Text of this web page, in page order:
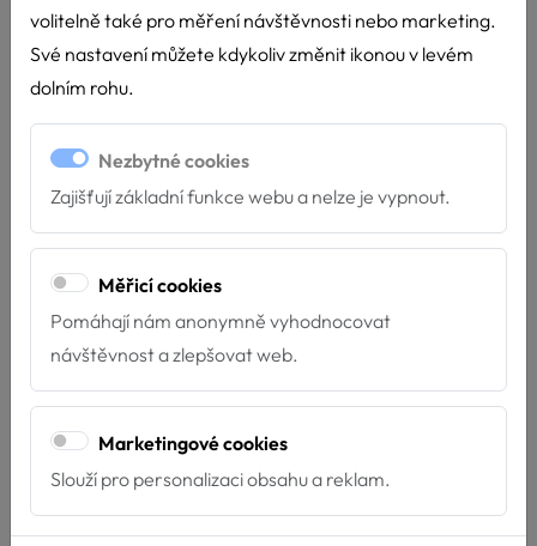
Detail akce: školní družina ZŠ
Nerudova, České Budějovice
Termín: 15.4.2026 - 14:00 - 15:00
Místo:
školní družina ZŠ Nerudova, České
Budějovice, Čéčova 66, 37004
Délka akce:
60 minut
Prostředí: Indoor
Počet účastníků: 30
Cílová skupina: žáci 1. - 2. třída
ZPĚT NA KALENDÁŘ
volitelně také pro měření návštěvnosti nebo marketing.
Své nastavení můžete kdykoliv změnit ikonou v levém
dolním rohu.
Nezbytné cookies
Zajišťují základní funkce webu a nelze je vypnout.
Měřicí cookies
Pomáhají nám anonymně vyhodnocovat
návštěvnost a zlepšovat web.
Marketingové cookies
Slouží pro personalizaci obsahu a reklam.